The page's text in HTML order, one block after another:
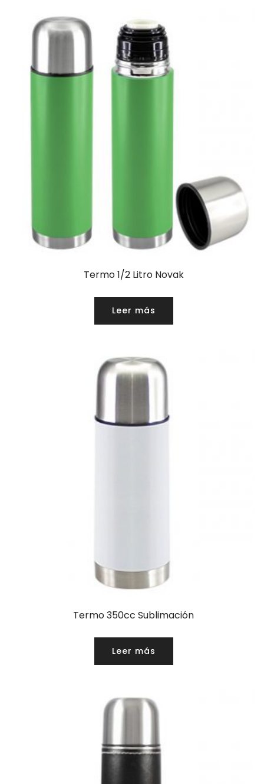
Termo 1/2 Litro Novak
Leer más
Termo 350cc Sublimación
Leer más